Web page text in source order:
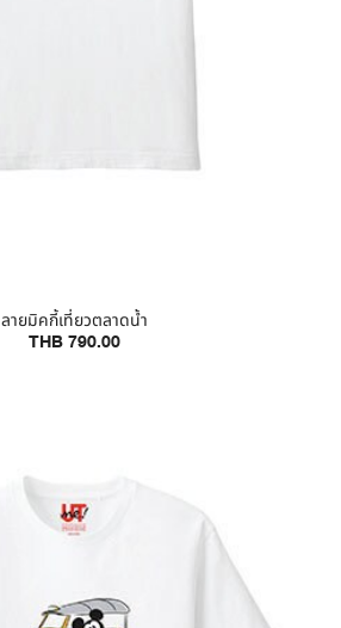
ลายมิคกี้เที่ยวตลาดน้ำ
THB 790.00